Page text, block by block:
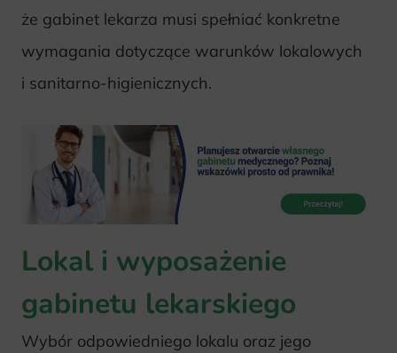
że gabinet lekarza musi spełniać konkretne
wymagania dotyczące warunków lokalowych
i sanitarno-higienicznych.
Lokal i wyposażenie
gabinetu lekarskiego
Wybór odpowiedniego lokalu oraz jego